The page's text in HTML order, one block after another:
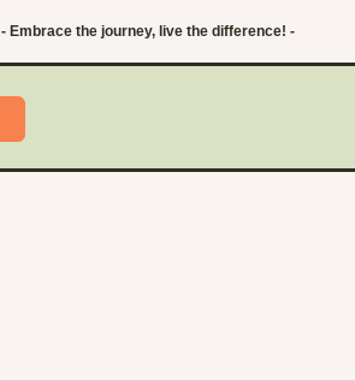
- Embrace the journey, live the difference! -